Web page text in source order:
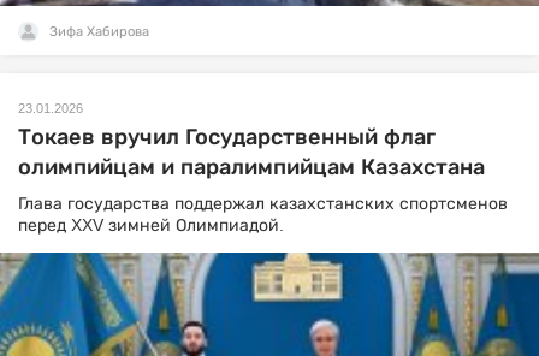
Зифа Хабирова
23.01.2026
Токаев вручил Государственный флаг
олимпийцам и паралимпийцам Казахстана
Глава государства поддержал казахстанских спортсменов
перед XXV зимней Олимпиадой.